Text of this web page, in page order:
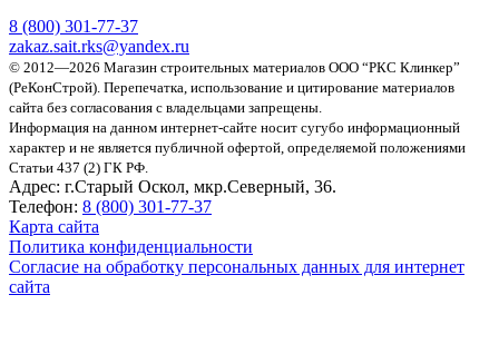
8 (800) 301-77-37
zakaz.sait.rks@yandex.ru
© 2012—2026 Магазин строительных материалов ООО “РКС Клинкер”
(РеКонСтрой). Перепечатка, использование и цитирование материалов
сайта без согласования с владельцами запрещены.
Информация на данном интернет-сайте носит сугубо информационный
характер и не является публичной офертой, определяемой положениями
Статьи 437 (2) ГК РФ.
Адрес: г.Старый Оскол, мкр.Северный, 36.
Телефон: 8 (800) 301-77-37
Карта сайта
Политика конфиденциальности
Согласие на обработку персональных данных для интернет
сайта